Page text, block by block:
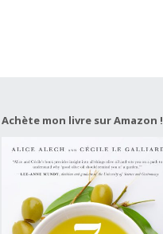
Achète mon livre sur Amazon !